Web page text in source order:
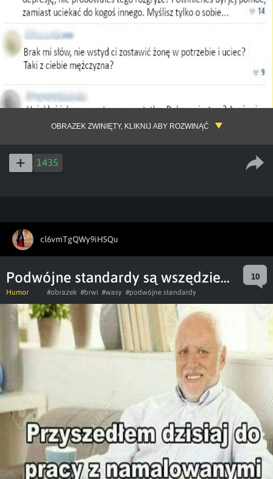
OBRAZEK ZWINIĘTY, KLIKNIJ ABY ROZWINĄĆ
1435
cl6vmTgQWy9iHSQu
Podwójne standardy są wszędzie... 10
Humor #obrazek #brwi #wasy #podwójne standardy